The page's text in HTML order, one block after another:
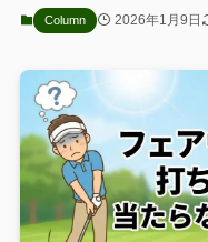
Column 2026年1月9日